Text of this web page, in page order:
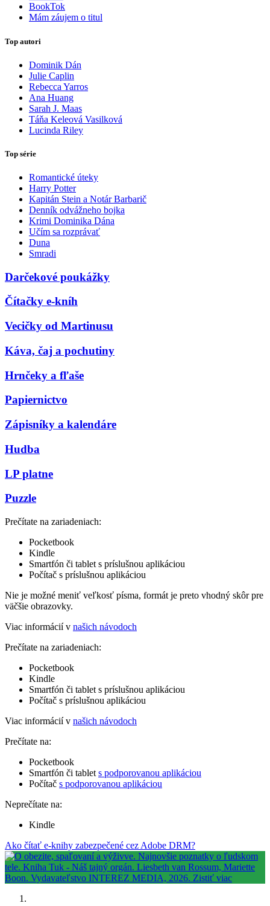
BookTok
Mám záujem o titul
Top autori
Dominik Dán
Julie Caplin
Rebecca Yarros
Ana Huang
Sarah J. Maas
Táňa Keleová Vasilková
Lucinda Riley
Top série
Romantické úteky
Harry Potter
Kapitán Stein a Notár Barbarič
Denník odvážneho bojka
Krimi Dominika Dána
Učím sa rozprávať
Duna
Smradi
Darčekové poukážky
Čítačky e-kníh
Vecičky od Martinusu
Káva, čaj a pochutiny
Hrnčeky a fľaše
Papiernictvo
Zápisníky a kalendáre
Hudba
LP platne
Puzzle
Prečítate na zariadeniach:
Pocketbook
Kindle
Smartfón či tablet s príslušnou aplikáciou
Počítač s príslušnou aplikáciou
Nie je možné meniť veľkosť písma, formát je preto vhodný skôr pre
väčšie obrazovky.
Viac informácií v našich návodoch
Prečítate na zariadeniach:
Pocketbook
Kindle
Smartfón či tablet s príslušnou aplikáciou
Počítač s príslušnou aplikáciou
Viac informácií v našich návodoch
Prečítate na:
Pocketbook
Smartfón či tablet s podporovanou aplikáciou
Počítač s podporovanou aplikáciou
Neprečítate na:
Kindle
Ako čítať e-knihy zabezpečené cez Adobe DRM?